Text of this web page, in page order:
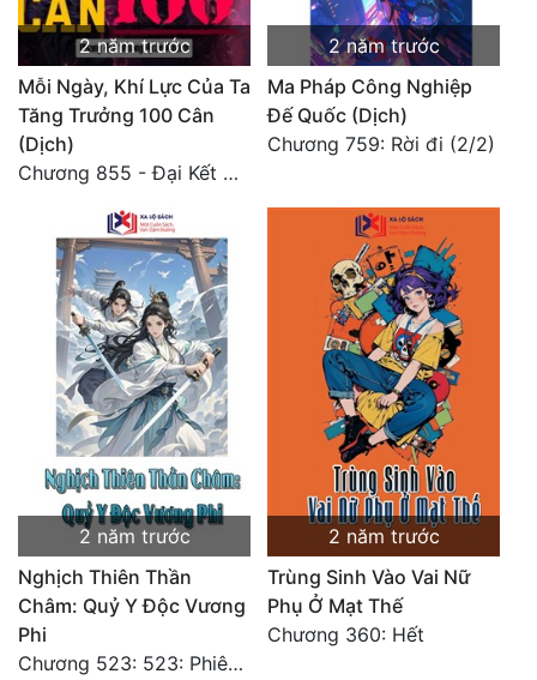
2 năm trước
Mỗi Ngày, Khí Lực Của Ta
Tăng Trưởng 100 Cân
(Dịch)
Chương 855 - Đại Kết Cục 4
2 năm trước
Ma Pháp Công Nghiệp
Đế Quốc (Dịch)
Chương 759: Rời đi (2/2)
2 năm trước
Nghịch Thiên Thần
Châm: Quỷ Y Độc Vương
Phi
Chương 523: 523: Phiên Ngoại Hết
2 năm trước
Trùng Sinh Vào Vai Nữ
Phụ Ở Mạt Thế
Chương 360: Hết